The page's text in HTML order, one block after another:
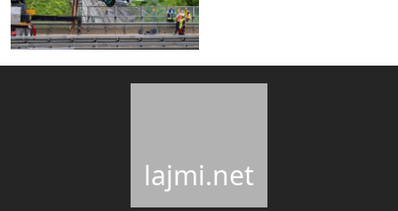
lajmi.net